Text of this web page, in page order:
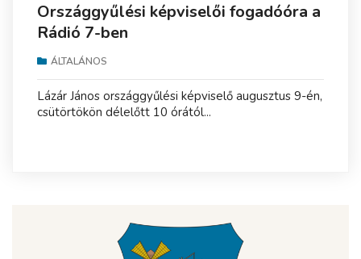
Országgyűlési képviselői fogadóóra a
Rádió 7-ben
ÁLTALÁNOS
Lázár János országgyűlési képviselő augusztus 9-én,
csütörtökön délelőtt 10 órától...